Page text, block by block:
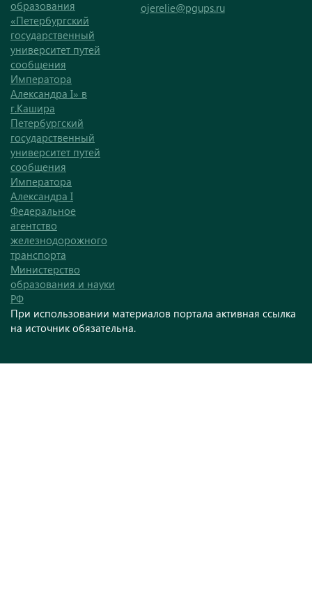
образования
«Петербургский
государственный
университет путей
сообщения
Императора
Александра I» в
г.Кашира
Петербургский
государственный
университет путей
сообщения
Императора
Александра I
Федеральное
агентство
железнодорожного
транспорта
Министерство
образования и науки
РФ
ojerelie@pgups.ru
При использовании материалов портала активная ссылка
на источник обязательна.